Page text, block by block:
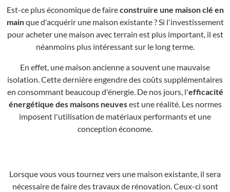
Est-ce plus économique de faireconstruire une maison clé en
mainque d'acquérir une maison existante ? Si l'investissement
pour acheter une maison avec terrain est plus important, il est
néanmoins plus intéressant sur le long terme.
En effet, une maison ancienne a souvent une mauvaise
isolation. Cette dernière engendre des coûts supplémentaires
en consommant beaucoup d'énergie. De nos jours, l'efficacité
énergétique des maisons neuvesest une réalité. Les normes
imposent l'utilisation de matériaux performants et une
conception économe.
Lorsque vous vous tournez vers une maison existante, il sera
nécessaire de faire des travaux de rénovation. Ceux-ci sont